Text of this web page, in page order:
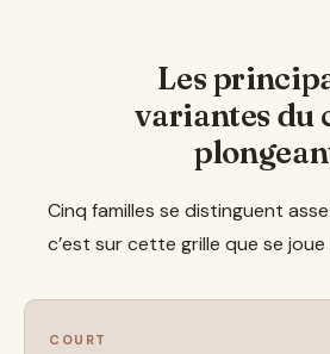
Les
variantes du
Cinq familles se distinguent
c’est sur cette grille que se joue
COURT